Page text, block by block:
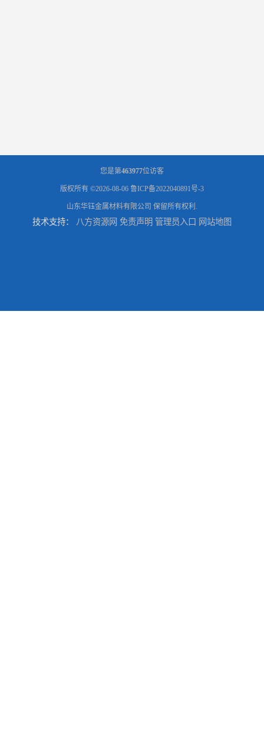
您是第463977位访客
版权所有 ©2026-08-06 鲁ICP备2022040891号-3
山东华钰金属材料有限公司 保留所有权利.
技术支持： 八方资源网 免责声明 管理员入口 网站地图